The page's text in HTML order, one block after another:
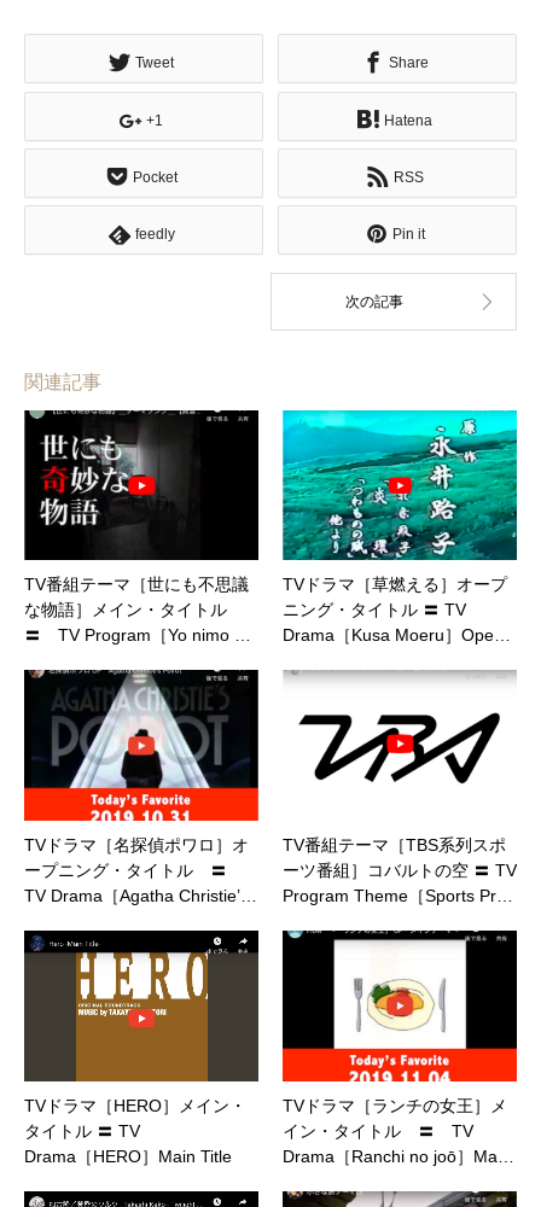
Tweet Share
+1 Hatena
Pocket RSS
feedly Pin it
関連記事
TV番組テーマ［世にも不思議
な物語］メイン・タイトル
〓 TV Program［Yo nimo …
TVドラマ［草燃える］オープ
ニング・タイトル 〓 TV
Drama［Kusa Moeru］Ope…
TVドラマ［名探偵ポワロ］オ
ープニング・タイトル 〓
TV Drama［Agatha Christie’…
TV番組テーマ［TBS系列スポ
ーツ番組］コバルトの空 〓 TV
Program Theme［Sports Pr…
TVドラマ［HERO］メイン・
タイトル 〓 TV
Drama［HERO］Main Title
TVドラマ［ランチの女王］メ
イン・タイトル 〓 TV
Drama［Ranchi no joō］Ma…